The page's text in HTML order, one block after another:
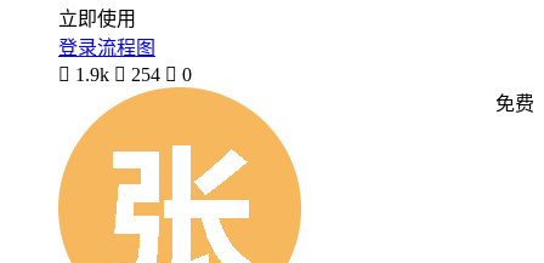
立即使用
登录流程图
 1.9k  254  0
免费